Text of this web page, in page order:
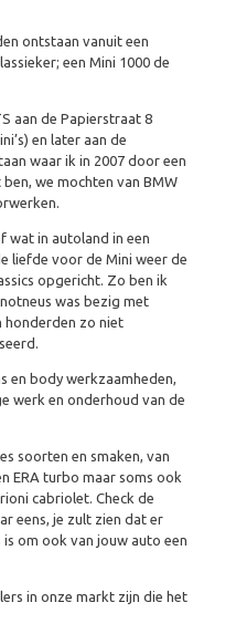
ontstaan vanuit een
een Mini 1000 de
aan de Papierstraat 8
en later aan de
waar ik in 2007 door een
we mochten van BMW
wat in autoland in een
liefde voor de Mini weer de
opgericht. Zo ben ik
was bezig met
honderden zo niet
en body werkzaamheden,
werk en onderhoud van de
soorten en smaken, van
ERA turbo maar soms ook
cabriolet. Check de
eens, je zult zien dat er
om ook van jouw auto een
in onze markt zijn die het